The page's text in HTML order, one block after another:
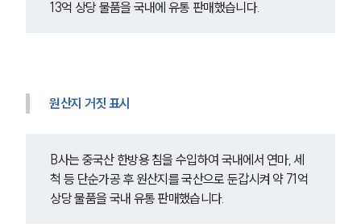
고객후기
구성원 소개
관세전문변호사
13억 상당 물품을 국내에 유통 판매했습니다.
원산지 거짓 표시
B사는 중국산 한방용 침을 수입하여 국내에서 연마, 세
척 등 단순가공 후 원산지를 국산으로 둔갑시켜 약 71억
상당 물품을 국내 유통 판매했습니다.